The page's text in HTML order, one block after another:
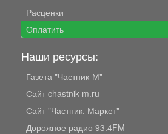
Расценки
Оплатить
Наши ресурсы:
Газета "Частник-М"
Сайт chastnik-m.ru
Сайт "Частник. Маркет"
Дорожное радио 93.4FM